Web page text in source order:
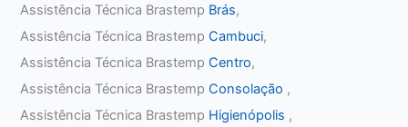
Assistência Técnica Brastemp Brás,
Assistência Técnica BrastempCambuci,
Assistência Técnica BrastempCentro,
Assistência Técnica BrastempConsolação ,
Assistência Técnica Brastemp Higienópolis ,